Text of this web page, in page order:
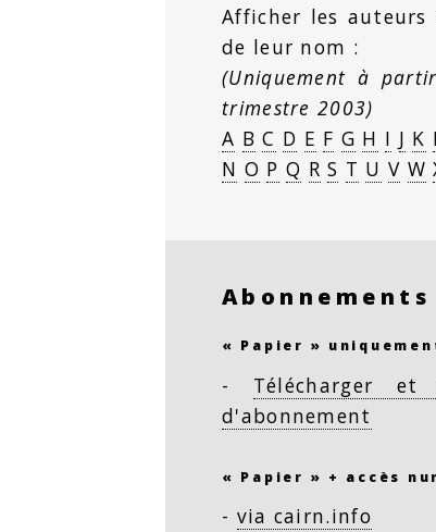
Afficher les
de leur nom :
(Uniquement à
trimestre 2003)
A B C D E F G H I J K
N O P Q R S T U V W
Abonnements
« Papier »
- Télécharger
d'abonnement
« Papier » + accès
- via cairn.info